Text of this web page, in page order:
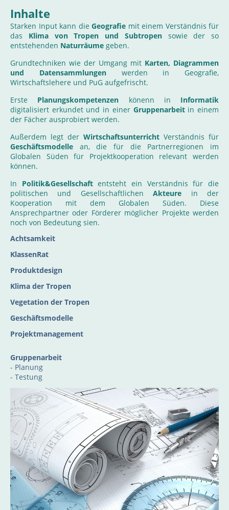
Inhalte
Starken Input kann die Geografie mit einem Verständnis für
das Klima von Tropen und Subtropensowie der so
entstehenden Naturräume geben.
Grundtechniken wie der Umgang mit Karten, Diagrammen
und Datensammlungenwerden in Geografie,
Wirtschaftslehere und PuG aufgefrischt.
Erste Planungskompetenzen könenn in Informatik
digitalisiert erkundet und in einer Gruppenarbeitin einem
der Fächer ausprobiert werden.
Außerdem legt der Wirtschaftsunterricht Verständnis für
Geschäftsmodelle an, die für die Partnerregionen im
Globalen Süden für Projektkooperation relevant werden
können.
In Politik&Gesellschaftentsteht ein Verständnis für die
politischen und GesellschaftlichenAkteure in der
Kooperation mit dem Globalen Süden. Diese
Ansprechpartner oder Förderer möglicher Projekte werden
noch von Bedeutung sien.
Achtsamkeit
KlassenRat
Produktdesign
Klima der Tropen
Vegetation der Tropen
Geschäftsmodelle
Projektmanagement
Gruppenarbeit
- Planung
- Testung